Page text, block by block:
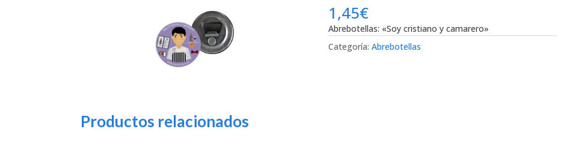
1,45€
Abrebotellas: «Soy cristiano y camarero»
Categoría:Abrebotellas
Productos relacionados